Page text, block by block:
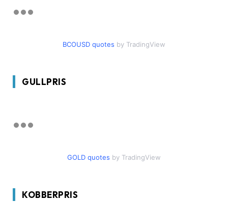
BCOUSD quotes by TradingView
GULLPRIS
GOLD quotes by TradingView
KOBBERPRIS